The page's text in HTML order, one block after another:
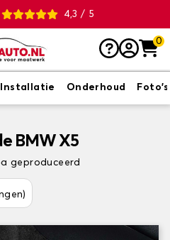
4,3 / 5
0
Installatie Onderhoud Foto's
BMW X5
geproduceerd